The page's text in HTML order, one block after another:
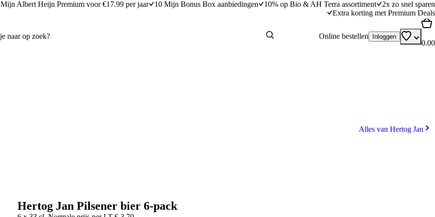
Mijn Albert Heijn Premium voor €17.99 per jaar 10 Mijn Bonus Box aanbiedingen 10% op Bio & AH Terra assortiment
2x zo snel sparen
Extra korting met Premium Deals
Online bestellen Inloggen
0.00
Alles van Hertog Jan
Hertog Jan Pilsener bier 6-pack